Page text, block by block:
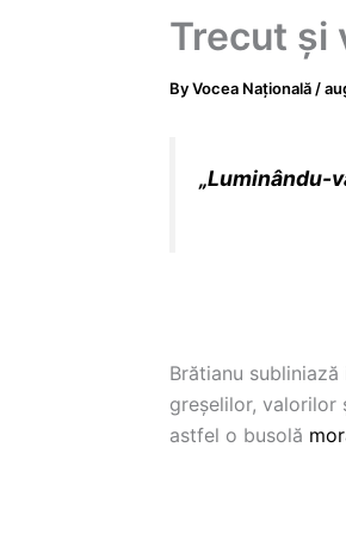
Trecut și
ByVocea Națională/
„Luminându-
Brătianu
greșelilor,
astfel o busolă